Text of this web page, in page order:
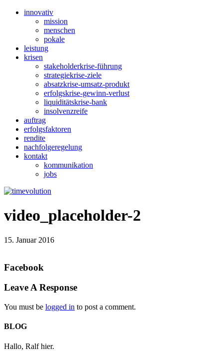
innovativ
mission
menschen
pokale
leistung
krisen
stakeholderkrise-führung
strategiekrise-ziele
absatzkrise-umsatz-produkt
erfolgskrise-gewinn-verlust
liquiditätskrise-bank
insolvenzreife
auftrag
erfolgsfaktoren
rendite
nachfolgeregelung
kontakt
kommunikation
jobs
video_placeholder-2
15. Januar 2016
Facebook
Leave A Response
You must be logged in to post a comment.
BLOG
Hallo, Ralf hier.